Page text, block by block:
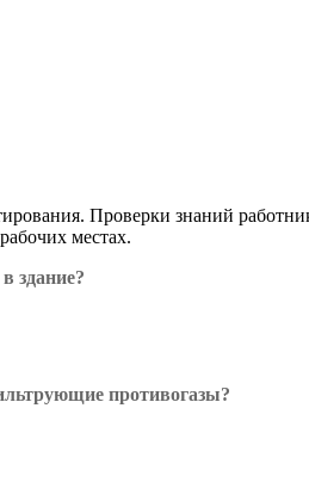
Проверки знаний
местах.
здание?
противогазы?